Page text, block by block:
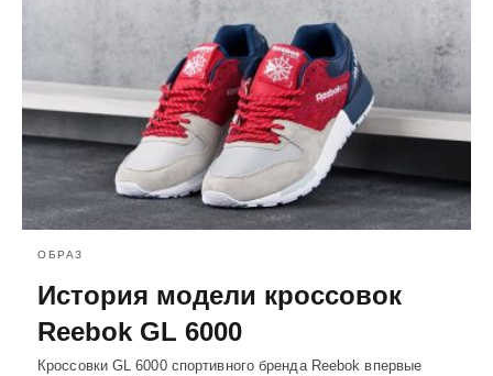
ОБРАЗ
История модели кроссовок
Reebok GL 6000
Кроссовки GL 6000 спортивного бренда Reebok впервые